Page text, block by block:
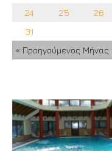
24
25 26
31
« Προηγούμενος Μήνας